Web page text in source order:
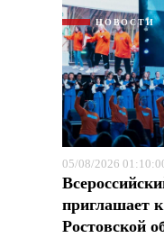
НОВОСТИ
05/08/2026
приглашает
Ростовской